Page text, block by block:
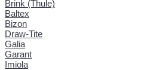
Brink (Thule)
Baltex
Bizon
Draw-Tite
Galia
Garant
Imiola